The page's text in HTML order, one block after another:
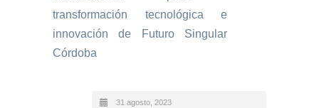
transformación tecnológica e
innovación de Futuro Singular
Córdoba
31 agosto, 2023